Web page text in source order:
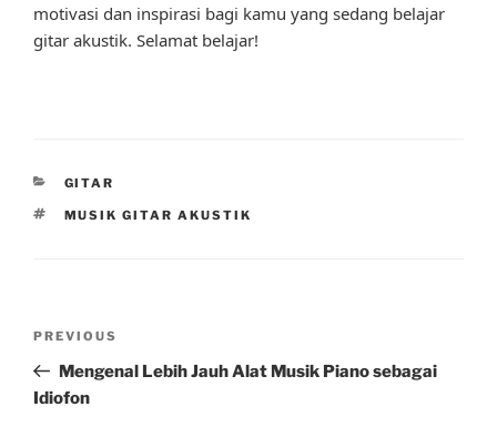
motivasi dan inspirasi bagi kamu yang sedang belajar
gitar akustik. Selamat belajar!
CATEGORIES
GITAR
TAGS
MUSIK GITAR AKUSTIK
Previous
Post
PREVIOUS
Mengenal Lebih Jauh Alat Musik Piano sebagai
Idiofon